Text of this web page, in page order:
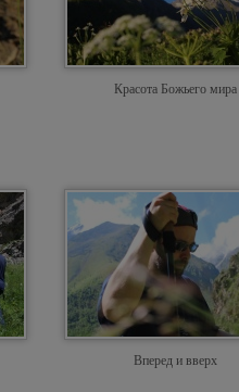
Красота Божьего мира
Вперед и вверх